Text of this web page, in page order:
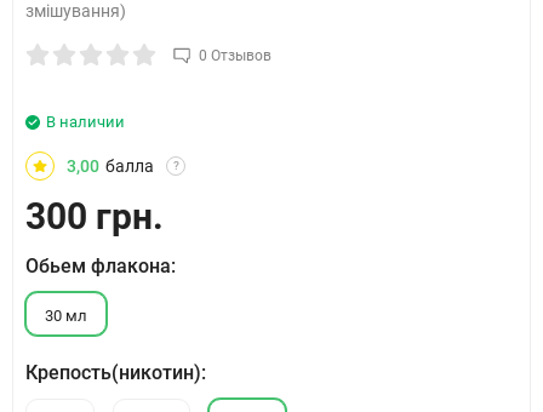
змішування)
0 Отзывов
В наличии
3,00 балла ?
300 грн.
Обьем флакона:
30 мл
Крепость(никотин):